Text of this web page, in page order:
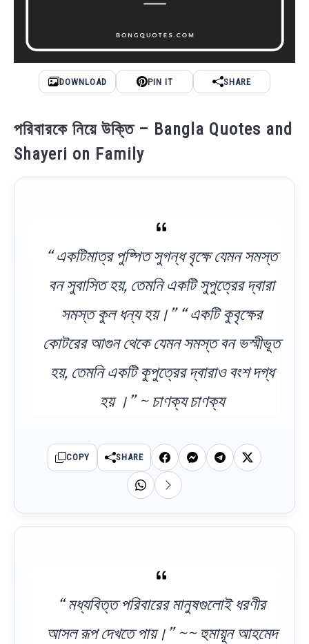
DOWNLOAD PIN IT SHARE
পরিবারকে নিয়ে উক্তি – Bangla Quotes and
Shayeri on Family
“ একটিমাত্র পুষ্পিত সুগন্ধ বৃক্ষে যেমন সমস্ত
বন সুবাসিত হয়, তেমনি একটি সুপুত্রের দ্বারা
সমস্ত কুল ধন্য হয়।” “ একটি কুবৃক্ষের
কোটরের আগুন থেকে যেমন সমস্ত বন ভস্মীভূত
হয়, তেমনি একটি কুপুত্রের দ্বারাও বংশ দগ্ধ
হয় ।” ~ চাণক্য চাণক্য
COPY SHARE
“ মধ্যবিত্ত পরিবারের মানুষগুলোই ধরণীর
আসল রূপ দেখতে পায়।” ~~ হুমায়ূন আহমেদ